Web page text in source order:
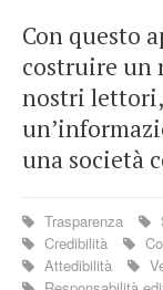
Con questo
costruire un
nostri
una società
Trasparenza
Credibilità
Attedibilità